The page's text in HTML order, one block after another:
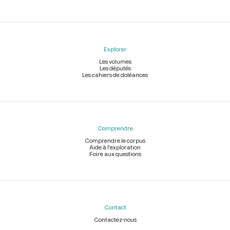
Explorer
Les volumes
Les députés
Les cahiers de doléances
Comprendre
Comprendre le corpus
Aide à l'exploration
Foire aux questions
Contact
Contactez-nous